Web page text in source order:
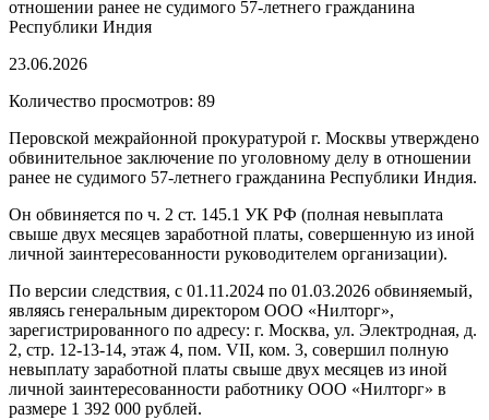
23.06.2026
Количество просмотров: 89
Перовской межрайонной прокуратурой г. Москвы утверждено
обвинительное заключение по уголовному делу в отношении
ранее не судимого 57-летнего гражданина Республики Индия.
Он обвиняется по ч. 2 ст. 145.1 УК РФ (полная невыплата
свыше двух месяцев заработной платы, совершенную из иной
личной заинтересованности руководителем организации).
По версии следствия, с 01.11.2024 по 01.03.2026 обвиняемый,
являясь генеральным директором ООО «Нилторг»,
зарегистрированного по адресу: г. Москва, ул. Электродная, д.
2, стр. 12-13-14, этаж 4, пом. VII, ком. 3, совершил полную
невыплату заработной платы свыше двух месяцев из иной
личной заинтересованности работнику ООО «Нилторг» в
размере 1 392 000 рублей.